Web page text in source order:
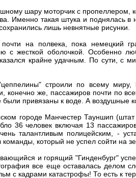
шару моторчик с пропеллером,
Именно такая штука и поднялась в
лишь невнятные рисунки.
на полвека, пока немецкий
с жесткой оболочкой. Особенно
крайне удачным. По сути, с
строили по всему миру,
конечно же, пассажиров почти по
привязаны к воде. А воздушные
городе Манчестер Тауншип
36 человек включая 13
талантливым полицейским, -
команды, который не успел сойти на
и горящий "Гинденбург"
все еще оставалась делом
с кадрами катастрофы! То есть к